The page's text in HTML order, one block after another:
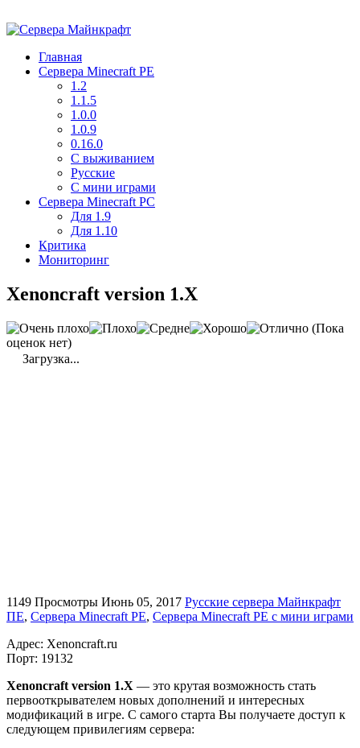
Главная
Сервера Minecraft PE
1.2
1.1.5
1.0.0
1.0.9
0.16.0
С выживанием
Русские
С мини играми
Cервера Minecraft PC
Для 1.9
Для 1.10
Критика
Мониторинг
Xenoncraft version 1.X
(Пока
оценок нет)
Загрузка...
1149 Просмотры Июнь 05, 2017 Русские сервера Майнкрафт
ПЕ, Сервера Minecraft PE, Сервера Minecraft PE с мини играми
Адрес: Xenoncraft.ru
Порт: 19132
Xenoncraft version 1.X — это крутая возможность стать
первооткрывателем новых дополнений и интересных
модификаций в игре. С самого старта Вы получаете доступ к
следующем привилегиям сервера: